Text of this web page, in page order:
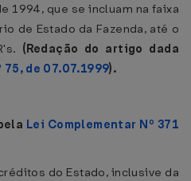
1994, que se incluam na faixa
de Estado da Fazenda, até o
(Redação do artigo dada
de 07.07.1999).
Lei Complementar Nº 371
do Estado, inclusive da